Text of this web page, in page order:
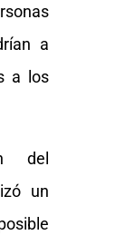
a
a los
del
un